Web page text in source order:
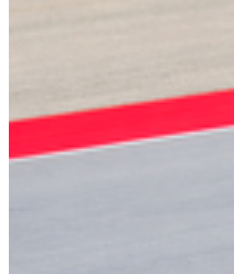
Die Hochschule Stralsund
Mitarbeiter Albert Plate